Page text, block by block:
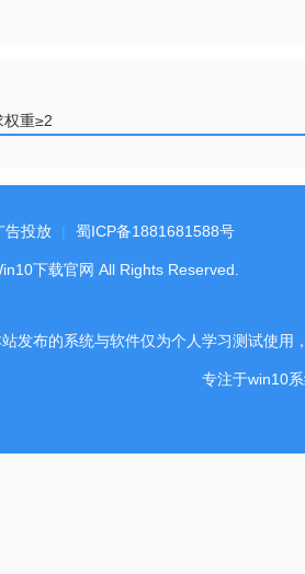
权重≥2
告投放 蜀ICP备1881681588号
下载官网 All Rights Reserved.
发布的系统与软件仅为个人学习测试使用
专注于win10